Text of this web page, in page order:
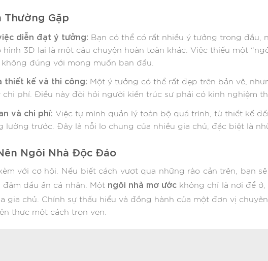
Thường Gặp
diễn đạt ý tưởng: Bạn có thể có rất nhiều ý tưởng trong đầu,
3D lại là một câu chuyện hoàn toàn khác. Việc thiếu một
đúng với mong muốn ban đầu.
thiết kế và thi công: Một ý tưởng có thể rất đẹp trên bản vẽ,
chi phí. Điều này đòi hỏi người kiến trúc sư phải có kinh nghiệm
và chi phí: Việc tự mình quản lý toàn bộ quá trình, từ thiết kế
lường trước. Đây là nỗi lo chung của nhiều gia chủ, đặc biệt là
Ngôi Nhà Độc Đáo
với cơ hội. Nếu biết cách vượt qua những rào cản trên, bạn
dấu ấn cá nhân. Một ngôi nhà mơ ước không chỉ là nơi để
gia chủ. Chính sự thấu hiểu và đồng hành của một đơn vị
thực một cách trọn vẹn.